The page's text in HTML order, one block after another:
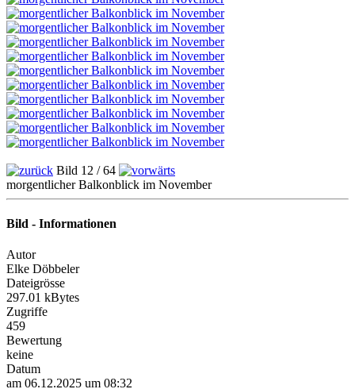
Bild 12 / 64
morgentlicher Balkonblick im November
Bild - Informationen
Autor
Elke Döbbeler
Dateigrösse
297.01 kBytes
Zugriffe
459
Bewertung
keine
Datum
am 06.12.2025 um 08:32